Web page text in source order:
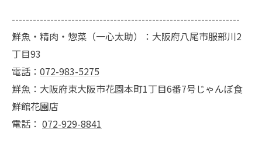
-----------------------------------------------------------------
鮮魚・精肉・惣菜（一心太助）：大阪府八尾市服部川2
丁目93
電話： 072-983-5275
鮮魚：大阪府東大阪市花園本町1丁目6番7号じゃんぼ食
鮮館花園店
電話： 072-929-8841